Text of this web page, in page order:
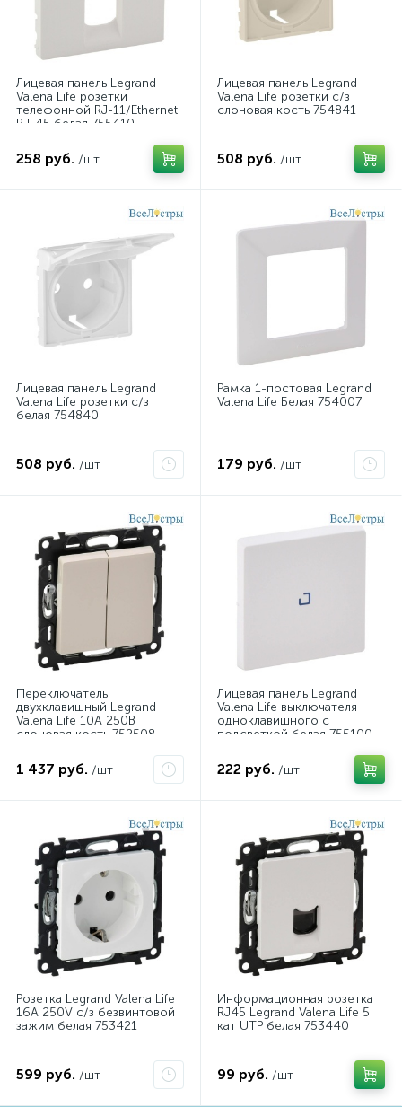
Лицевая панель Legrand
Valena Life розетки
телефонной RJ-11/Ethernet
RJ-45 белая 755410
258 руб. /шт
Лицевая панель Legrand
Valena Life розетки с/з
слоновая кость 754841
508 руб. /шт
Лицевая панель Legrand
Valena Life розетки с/з
белая 754840
508 руб. /шт
Рамка 1-постовая Legrand
Valena Life Белая 754007
179 руб. /шт
Переключатель
двухклавишный Legrand
Valena Life 10А 250В
слоновая кость 752508
1 437 руб. /шт
Лицевая панель Legrand
Valena Life выключателя
одноклавишного с
подсветкой белая 755100
222 руб. /шт
Розетка Legrand Valena Life
16A 250V с/з безвинтовой
зажим белая 753421
599 руб. /шт
Информационная розетка
RJ45 Legrand Valena Life 5
кат UTP белая 753440
99 руб. /шт